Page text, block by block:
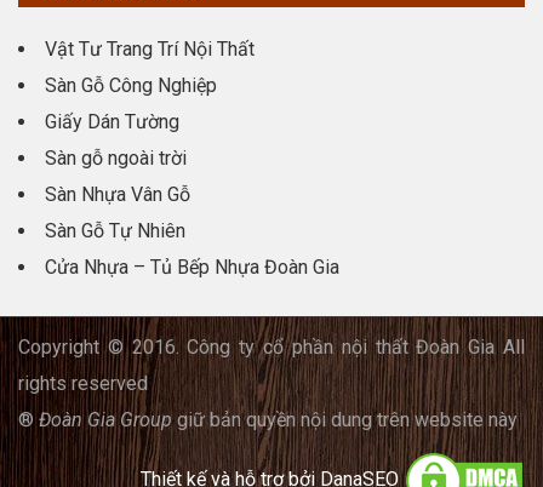
Vật Tư Trang Trí Nội Thất
Sàn Gỗ Công Nghiệp
Giấy Dán Tường
Sàn gỗ ngoài trời
Sàn Nhựa Vân Gỗ
Sàn Gỗ Tự Nhiên
Cửa Nhựa – Tủ Bếp Nhựa Đoàn Gia
Copyright © 2016. Công ty cổ phần nội thất Đoàn Gia All
rights reserved
® Đoàn Gia Groupgiữ bản quyền nội dung trên website này
Thiết kế và hỗ trợ bởi DanaSEO